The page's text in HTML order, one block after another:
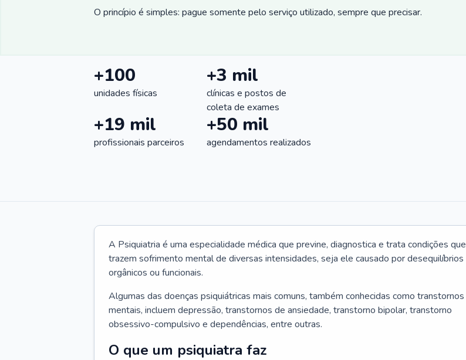
O princípio é simples: pague somente pelo serviço utilizado, sempre que precisar.
+100
unidades físicas
+3 mil
clínicas e postos de
coleta de exames
+19 mil
profissionais parceiros
+50 mil
agendamentos realizados
A Psiquiatria é uma especialidade médica que previne, diagnostica e trata condições que
trazem sofrimento mental de diversas intensidades, seja ele causado por desequilíbrios
orgânicos ou funcionais.
Algumas das doenças psiquiátricas mais comuns, também conhecidas como transtornos
mentais, incluem depressão, transtornos de ansiedade, transtorno bipolar, transtorno
obsessivo-compulsivo e dependências, entre outras.
O que um psiquiatra faz